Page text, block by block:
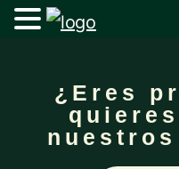
¿Eres